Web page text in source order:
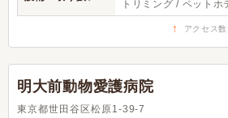
トリミング / ペットホ
↑ アクセス
明大前動物愛護病院
東京都世田谷区松原1-39-7